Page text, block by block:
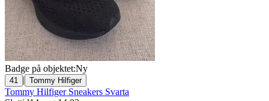
Badge på objektet:Ny
41 | Tommy Hilfiger
Tommy Hilfiger Sneakers Svarta